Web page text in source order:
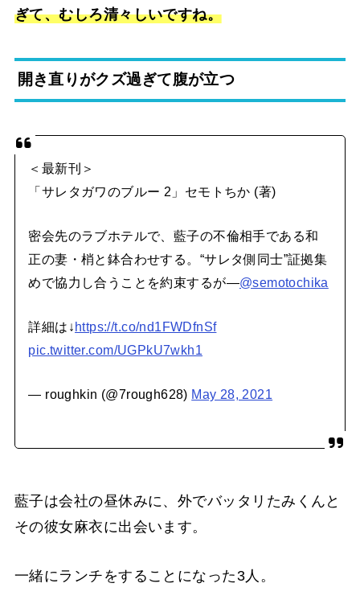
ぎて、むしろ清々しいですね。
開き直りがクズ過ぎて腹が立つ
＜最新刊＞
「サレタガワのブルー 2」セモトちか (著)
密会先のラブホテルで、藍子の不倫相手である和
正の妻・梢と鉢合わせする。“サレタ側同士”証拠集
めで協力し合うことを約束するが―@semotochika
詳細は↓https://t.co/nd1FWDfnSf
pic.twitter.com/UGPkU7wkh1
— roughkin (@7rough628) May 28, 2021
藍子は会社の昼休みに、外でバッタリたみくんと
その彼女麻衣に出会います。
一緒にランチをすることになった3人。